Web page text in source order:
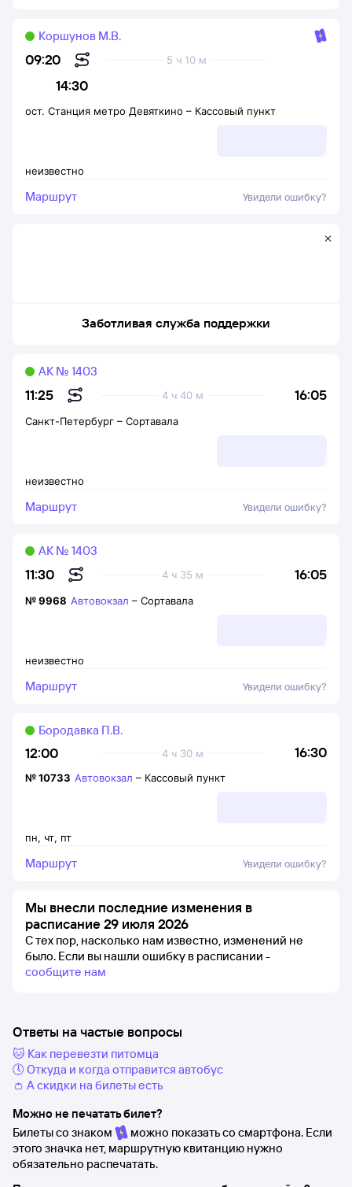
09:20
14:30
5 ч 10 м
Коршунов М.В.
неизвестно
ост. Станция метро Девяткино – Кассовый пункт
Маршрут Увидели ошибку?
Заботливая служба поддержки
11:25 16:05
4 ч 40 м
АК № 1403
неизвестно
Санкт-Петербург – Сортавала
Маршрут Увидели ошибку?
11:30 16:05
4 ч 35 м
АК № 1403
неизвестно
№9968 Автовокзал – Сортавала
Маршрут Увидели ошибку?
12:00 16:30
4 ч 30 м
Бородавка П.В.
пн, чт, пт
№10733 Автовокзал – Кассовый пункт
Маршрут Увидели ошибку?
Мы внесли последние изменения в
расписание 29 июля 2026
С тех пор, насколько нам известно, изменений не
было. Если вы нашли ошибку в расписании -
сообщите нам
Ответы на частые вопросы
🐱 Как перевезти питомца
🕔 Откуда и когда отправится автобус
👛 А скидки на билеты есть
Можно не печатать билет?
Билеты со знаком
можно показать со смартфона. Если
этого значка нет, маршрутную квитанцию нужно
обязательно распечатать.